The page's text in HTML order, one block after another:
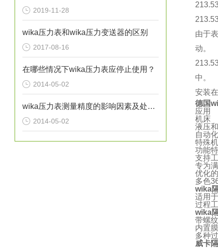
2019-11-28
wika压力表和wika压力变送器的区别
2017-08-16
在哪些情况下wika压力表应停止使用？
2014-05-02
wika压力表测量精度的影响因素及处理方法分析
2014-05-02
由于
动。
中。
安装
德国
应用
机床
液压
自动
特殊
功能
支持
专为
优化
多色
wika
适用
过程
wika
带螺
内置
多种
威卡